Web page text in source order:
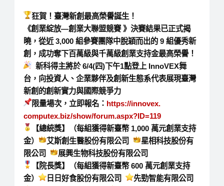
狂賀！臺灣新創最高榮譽誕生！
《創業綻放—創業大聯盟競賽》決賽結果已正式揭
曉，從近3,000 組參賽團隊中脫穎而出的9 組優秀新
創，成功奪下百萬級與千萬級創業支持金最高榮譽！
新科得主將於6/4(四)下午1點登上 InnoVEX舞
台，向投資人、 企業夥伴及創新生態系代表展現臺灣
新創的創新實力與國際競爭力
限量場次，立即報名： https://innovex.
computex.biz/show/forum.aspx?ID=119
【總統獎】（每組獲得新臺幣1,000 萬元創業支持
金）
艾斯創生醫股份有限公司
星相科技股份有
限公司
展興生物科技股份有限公司
【院長獎】（每組獲得新臺幣600 萬元創業支持
金）
日日好食股份有限公司
先勁智能有限公司